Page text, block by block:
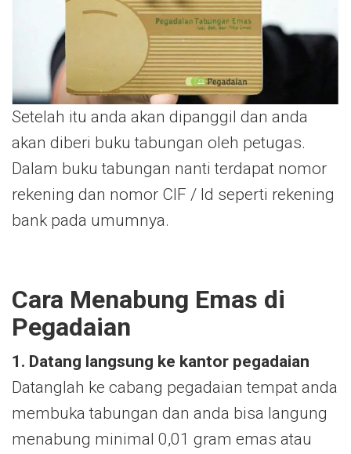
Setelah itu anda akan dipanggil dan anda
akan diberi buku tabungan oleh petugas.
Dalam buku tabungan nanti terdapat nomor
rekening dan nomor CIF / Id seperti rekening
bank pada umumnya.
Cara Menabung Emas di
Pegadaian
1. Datang langsung ke kantor pegadaian
Datanglah ke cabang pegadaian tempat anda
membuka tabungan dan anda bisa langung
menabung minimal 0,01 gram emas atau